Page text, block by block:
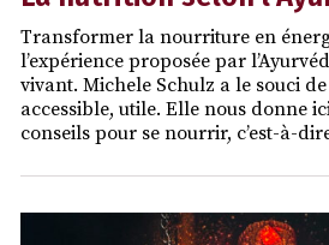
Transformer la nourriture en
l’expérience proposée par
vivant. Michele Schulz a le souci
accessible, utile. Elle nous donne
conseils pour se nourrir, c’est-à-